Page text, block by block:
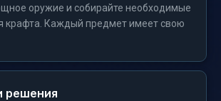
оружие и собирайте необходимые
крафта. Каждый предмет имеет свою
решения